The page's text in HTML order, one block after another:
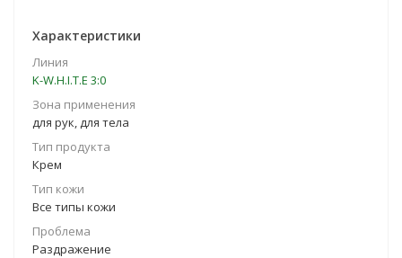
Характеристики
Линия
K-W.H.I.T.E 3:0
Зона применения
для рук, для тела
Тип продукта
Крем
Тип кожи
Все типы кожи
Проблема
Раздражение